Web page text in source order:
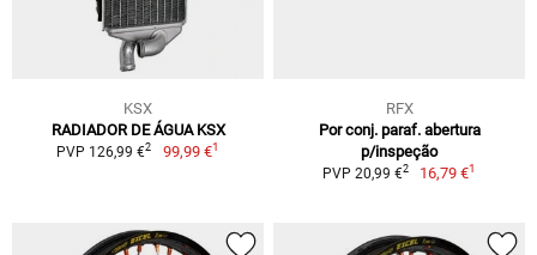
KSX
RADIADOR DE ÁGUA KSX
PVP 126,99 €2 99,99 €1
RFX
Por conj. paraf. abertura
p/inspeção
PVP 20,99 €2 16,79 €1